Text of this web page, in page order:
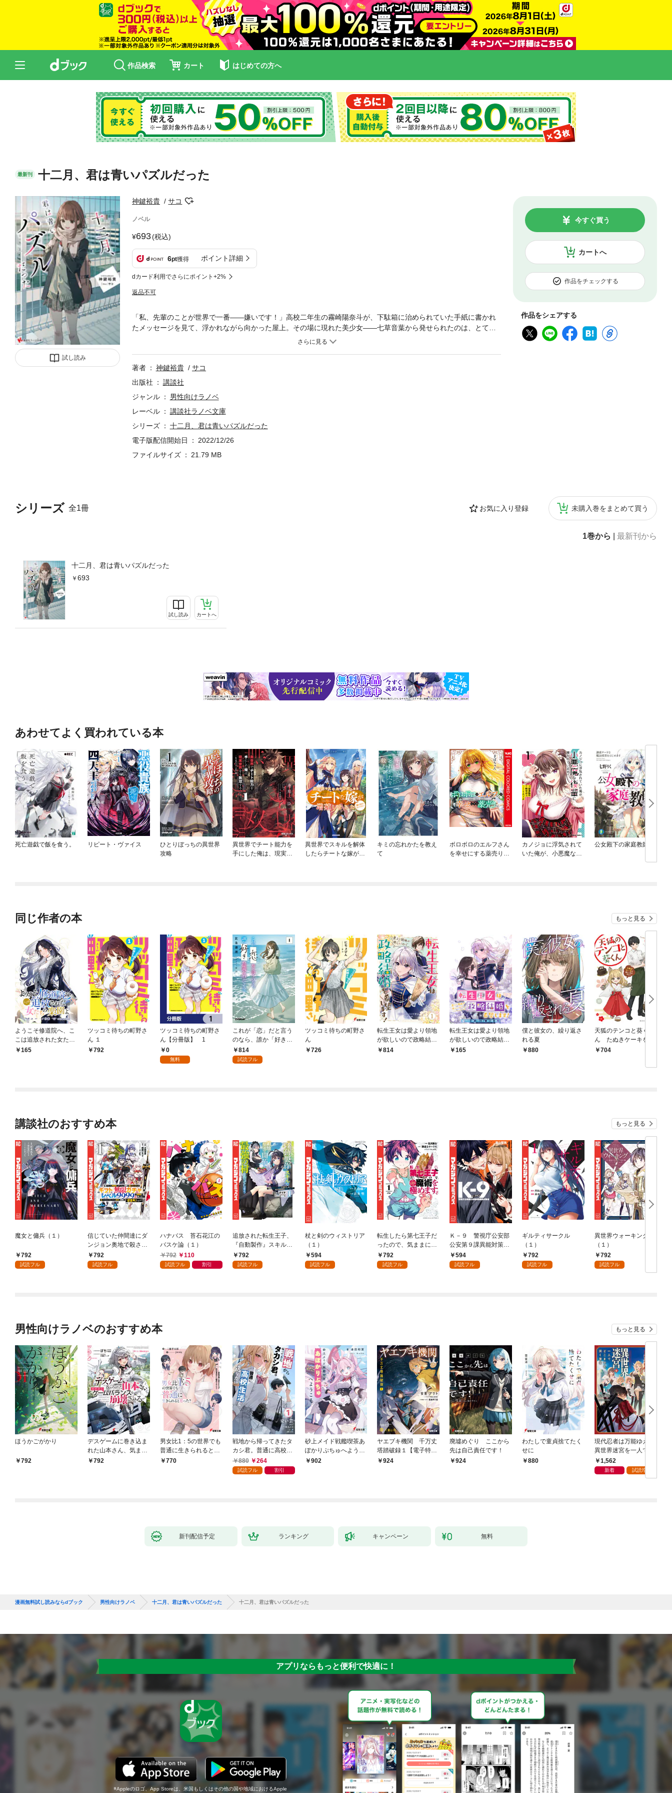
作品検索 カート はじめての方へ
最新刊 十二月、君は青いパズルだった
試し読み
神鍵裕貴 サコ
ノベル
693(税込)
6pt獲得 ポイント詳細
dカード利用でさらにポイント+2%
返品不可
カートへ
今すぐ買う
作品をチェックする
作品をシェアする
シリーズ 全1冊 お気に入り登録 未購入巻をまとめて買う
1巻から 最新刊から
十二月、君は青いパズルだった
693
試し読み カートへ
「私、先輩のことが世界で一番――嫌いです！」高校二年生の霧崎陽奈斗が、下駄箱に治められていた手紙に書かれ
たメッセージを見て、浮かれながら向かった屋上。その場に現れた美少女――七草音葉から発せられたのは、とても
告白とは思えない言葉だった。「てことで、私に付き合ってください。先輩♪」などと言う音葉に不信感を募らせる陽
ちていく中、二人の想い出は美しく積み重なり――！ 青春ラブストーリー開幕！
著者 神鍵裕貴
サコ
出版社
講談社
ジャンル
男性向けラノベ
レーベル
講談社ラノベ文庫
シリーズ
十二月、君は青いパズルだった
電子版配信開始日
2022/12/26
ファイルサイズ
21.79 MB
あわせてよく買われている本
死亡遊戯で飯を食う。 リピート・ヴァイス
ひとりぼっちの異世界
攻略
異世界でチート能力を
手にした俺は、現実世
異世界でスキルを解体
したらチートな嫁が増
キミの忘れかたを教え
て
ボロボロのエルフさん
を幸せにする薬売りさ
カノジョに浮気されて
いた俺が、小悪魔な後
公女殿下の家庭教師
同じ作者の本 もっと見る
ようこそ修道院へ、こ
こは追放された女たち
の楽園よ 【連載版】:
165
ツッコミ待ちの町野さ
ん １
792
ツッコミ待ちの町野さ
ん【分冊版】 1
0
無料
これが「恋」だと言う
のなら、誰か「好き」
の定義を教えてくれ。
1
814
試読フル
ツッコミ待ちの町野さ
ん
726
転生王女は愛より領地
が欲しいので政略結婚
を希望します！: 1【電
814
転生王女は愛より領地
が欲しいので政略結婚
を希望します！ 【連
165
僕と彼女の、繰り返さ
れる夏
880
天狐のテンコと葵く
ん たぬきケーキを探
しておるのじゃ
704
講談社のおすすめ本 もっと見る
魔女と傭兵（１）
792
試読フル
信じていた仲間達にダ
ンジョン奥地で殺され
かけたがギフト『無限
ガチャ』でレベル９９
792
試読フル
ハナバス 苔石花江の
バスケ論（１）
792
110
試読フル 割引
追放された転生王子、
『自動製作』スキルで
領地を爆速で開拓し最
強の村を作ってしまう
792
試読フル
杖と剣のウィストリア
（１）
594
試読フル
転生したら第七王子だ
ったので、気ままに魔
術を極めます（１）
792
試読フル
Ｋ－９ 警視庁公安部
公安第９課異能対策係
（１）
594
試読フル
ギルティサークル
（１）
792
試読フル
異世界ウォーキング
（１）
792
試読フル
男性向けラノベのおすすめ本 もっと見る
ほうかごがかり
792
デスゲームに巻き込ま
れた山本さん、気まま
にゲームバランスを崩
792
男女比1：5の世界でも
普通に生きられると思
った？ ～激重感情な
770
戦地から帰ってきたタ
カシ君。普通に高校生
活を送りたい【電子版
特典付】１
880 264
試読フル 割引
砂上メイド戦艦喫茶あ
ぽかりぷちゅへようこ
そ902
ヤエブキ機関 千万丈
塔踏破録１【電子特別
版】924
廃墟めぐり ここから
先は自己責任です！
924
わたしで童貞捨てたく
せに
880
現代忍者は万能ゆえに
異世界迷宮を一人でど
こまでも深く潜る 1
1,562
新着 試読増量
新刊配信予定 ランキング キャンペーン 無料
漫画無料試し読みならdブック 男性向けラノベ 十二月、君は青いパズルだった 十二月、君は青いパズルだった
アプリならもっと便利で快適に！
Appleのロゴ、App Storeは、米国もしくはその他の国や地域におけるApple